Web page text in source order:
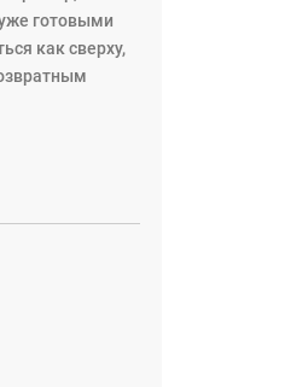
готовыми
как сверху,